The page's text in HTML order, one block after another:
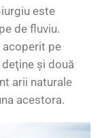
este
de fluviu.
acoperit pe
şi două
arii naturale
acestora.